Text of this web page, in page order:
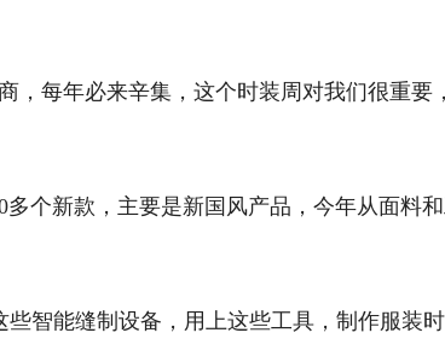
每年必来辛集，这个时装周对我们很重要
个新款，主要是新国风产品，今年从面料
智能缝制设备，用上这些工具，制作服装